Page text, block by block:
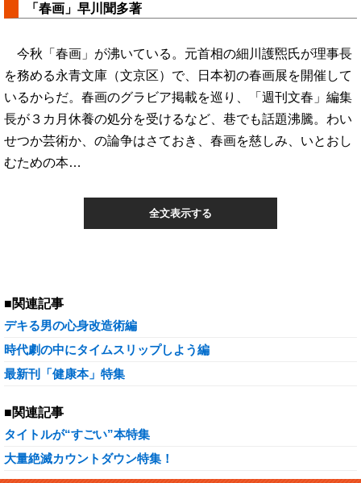
「春画」早川聞多著
今秋「春画」が沸いている。元首相の細川護煕氏が理事長
を務める永青文庫（文京区）で、日本初の春画展を開催して
いるからだ。春画のグラビア掲載を巡り、「週刊文春」編集
長が３カ月休養の処分を受けるなど、巷でも話題沸騰。わい
せつか芸術か、の論争はさておき、春画を慈しみ、いとおし
むための本…
全文表示する
■関連記事
デキる男の心身改造術編
時代劇の中にタイムスリップしよう編
最新刊「健康本」特集
■関連記事
タイトルが“すごい”本特集
大量絶滅カウントダウン特集！